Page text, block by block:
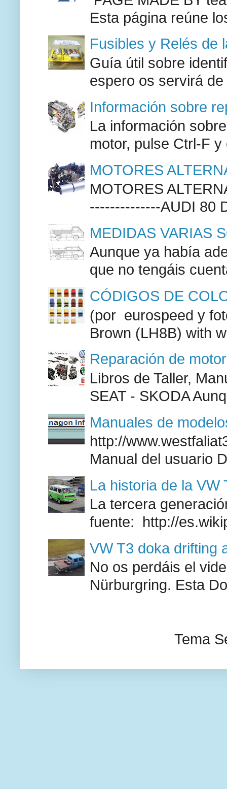
Esta página reúne
Fusibles y Relés de
Guía útil sobre
espero os servirá
Información sobre
La información
motor, pulse Ctrl-F
MOTORES
MOTORES
--------------AUDI 80
MEDIDAS VARIAS
Aunque ya había
que no tengáis
CÓDIGOS DE
(por eurospeed y
Brown (LH8B) with
Reparación de
Libros de Taller,
SEAT - SKODA
Manuales de
http://
Manual del usuario
La historia de la
La tercera
fuente: http://
VW T3 doka drifting
No os perdáis el
Nürburgring. Esta
Tema